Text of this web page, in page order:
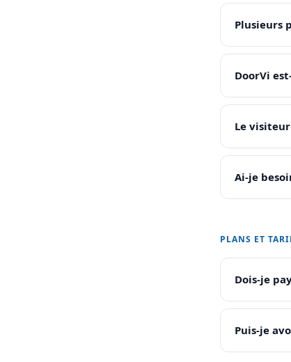
Plusieurs
DoorVi
Le
Ai-je
PLANS ET
Dois-je
Puis-je